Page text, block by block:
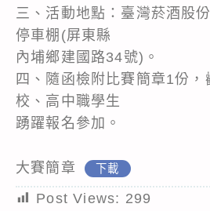
三、活動地點：臺灣菸酒股
停車棚(屏東縣
內埔鄉建國路34號)。
四、隨函檢附比賽簡章1份
校、高中職學生
踴躍報名參加。
大賽簡章 下載
Post Views: 299